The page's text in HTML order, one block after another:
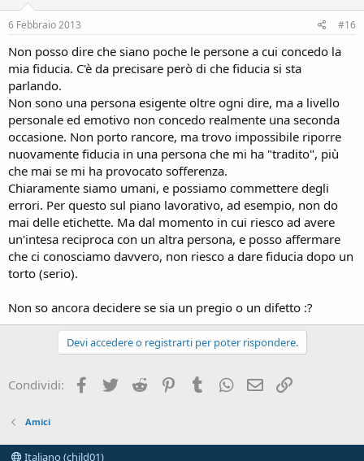
6 Febbraio 2013 #16
Non posso dire che siano poche le persone a cui concedo la
mia fiducia. C'è da precisare però di che fiducia si sta
parlando.
Non sono una persona esigente oltre ogni dire, ma a livello
personale ed emotivo non concedo realmente una seconda
occasione. Non porto rancore, ma trovo impossibile riporre
nuovamente fiducia in una persona che mi ha "tradito", più
che mai se mi ha provocato sofferenza.
Chiaramente siamo umani, e possiamo commettere degli
errori. Per questo sul piano lavorativo, ad esempio, non do
mai delle etichette. Ma dal momento in cui riesco ad avere
un'intesa reciproca con un altra persona, e posso affermare
che ci conosciamo davvero, non riesco a dare fiducia dopo un
torto (serio).
Non so ancora decidere se sia un pregio o un difetto :?
Devi accedere o registrarti per poter rispondere.
Condividi: Facebook
Twitter Reddit PinterestTumblrWhatsApp
e-mail
Amici
Italiano (child01)